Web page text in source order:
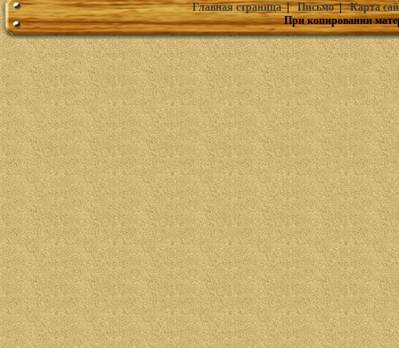
Главная страница|Письмо|Карта
При копировании